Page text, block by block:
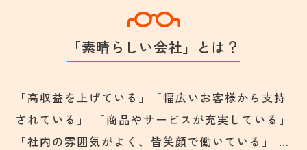
「素晴らしい会社」とは？
「高収益を上げている」「幅広いお客様から支持
されている」
「商品やサービスが充実している」
「社内の雰囲気がよく、皆笑顔で働いている」
…